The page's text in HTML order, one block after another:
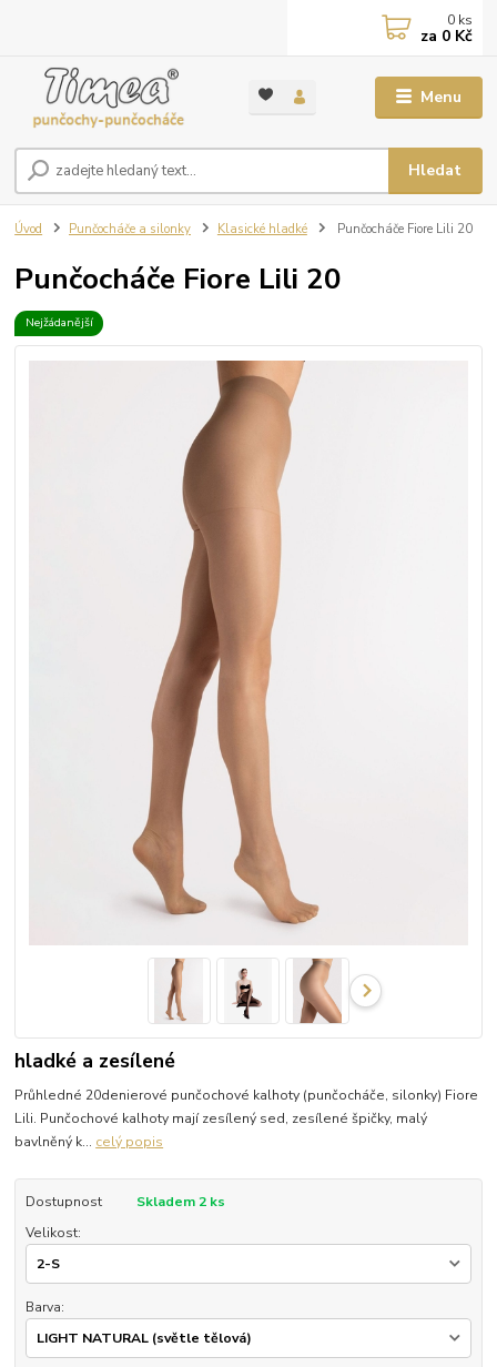
Menu
Hledat
0 ks
za 0 Kč
Úvod Punčocháče a silonky Klasické hladké Punčocháče Fiore Lili 20
Punčocháče Fiore Lili 20
Nejžádanější
hladké a zesílené
Průhledné 20denierové punčochové kalhoty (punčocháče, silonky) Fiore
Lili. Punčochové kalhoty mají zesílený sed, zesílené špičky, malý
bavlněný k... celý popis
Dostupnost
Skladem 2 ks
Velikost:
Barva: